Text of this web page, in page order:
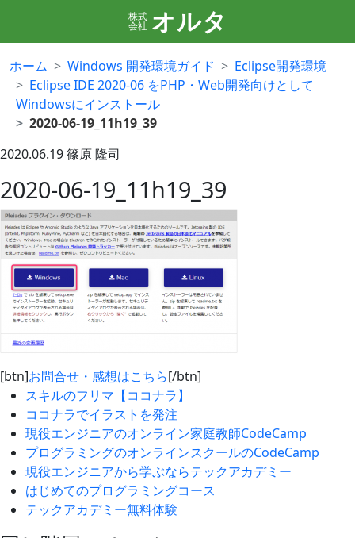
株式
会社 オルタ
ホーム Windows 開発環境ガイド
Eclipse開発環境
Eclipse IDE 2020-06 をPHP・Web開発向けとして
Windowsにインストール
2020-06-19_11h19_39
2020.06.19篠原 隆司
2020-06-19_11h19_39
[btn]お問合せ・感想はこちら[/btn]
スキルのフリマ【ココナラ】
ココナラでイラストを発注
現役エンジニアのオンライン家庭教師CodeCamp
プログラミングのオンラインスクールのCodeCamp
現役エンジニアから学ぶならテックアカデミー
はじめてのプログラミングコース
テックアカデミー無料体験